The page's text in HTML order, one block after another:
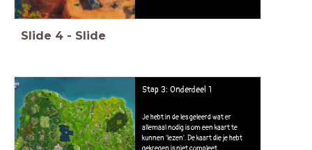
Slide 4 - Slide
Stap 3: Onderdeel 1
Je hebt in de les geleerd wat er
allemaal nodig is om een kaart te
kunnen 'lezen'. De kaart die je hebt